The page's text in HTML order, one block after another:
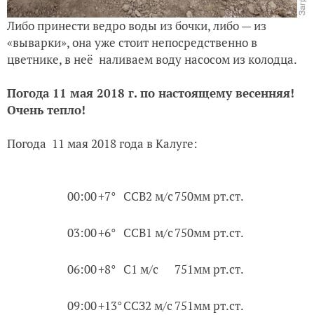
Либо принести ведро воды из бочки, либо — из
«выварки», она уже стоит непосредственно в
цветнике, в неё наливаемводу насосомиз колодца.
Погода 11 мая 2018 г. по настоящему весенняя!
Очень тепло!
Погода 11 мая 2018 года в Калуге:
00:00+7° ССВ2 м/с750мм рт.ст.
03:00+6° ССВ1 м/с750мм рт.ст.
06:00+8° С1 м/с 751мм рт.ст.
09:00+13°ССЗ2 м/с 751мм рт.ст.